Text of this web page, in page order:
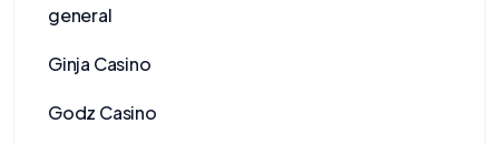
general
Ginja Casino
Godz Casino